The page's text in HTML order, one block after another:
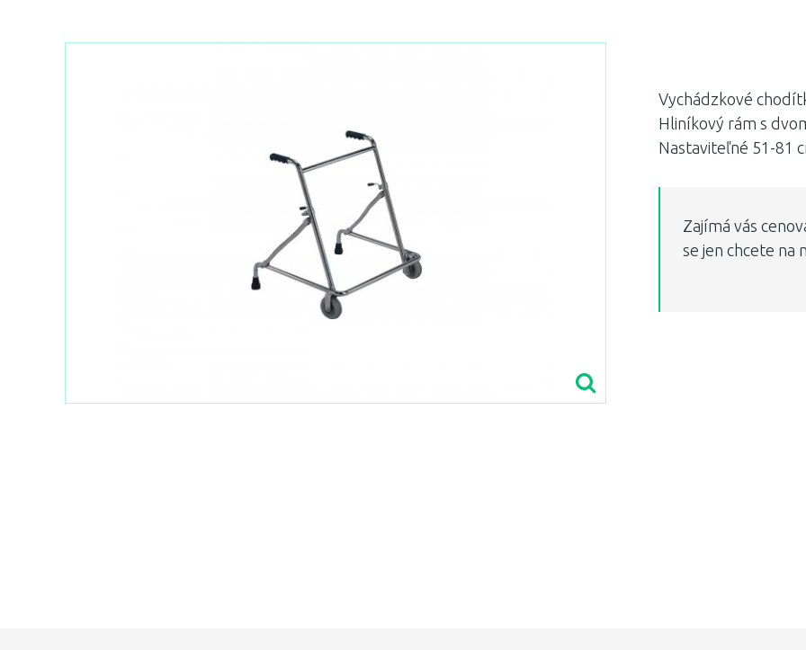
Vychádzkové
Hliníkový rám s
Nastaviteľné 51-81
Zajímá vás
se jen chcete na